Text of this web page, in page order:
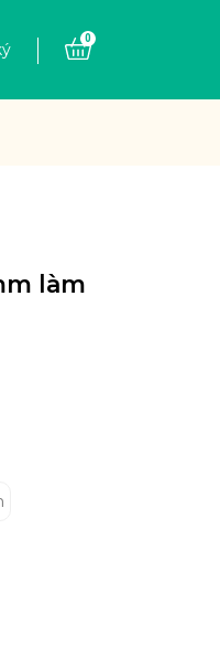
0
làm